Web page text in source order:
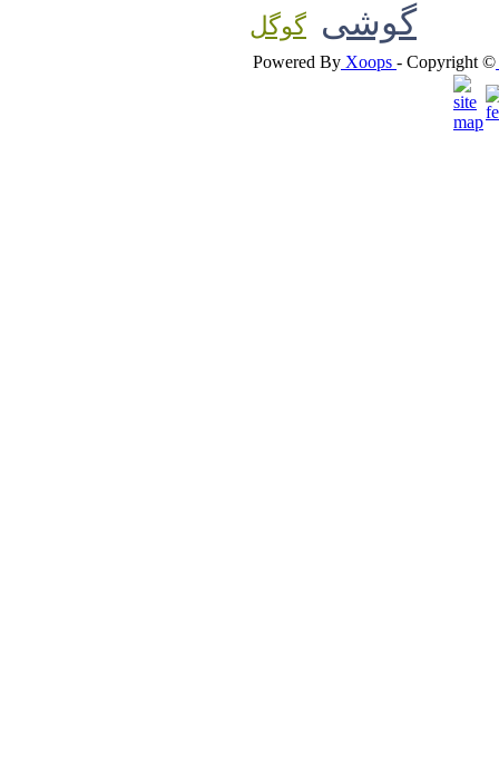
گوشی گوگل
Powered By Xoops - Copyright ©